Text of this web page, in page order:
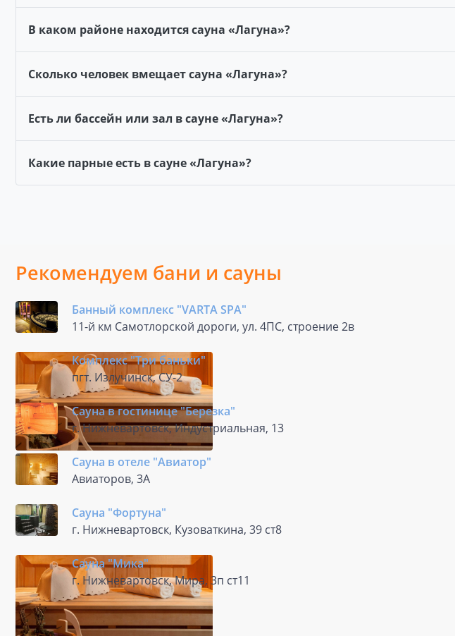
В каком районе находится сауна «Лагуна»?
Сколько человек вмещает сауна «Лагуна»?
Есть ли бассейн или зал в сауне «Лагуна»?
Какие парные есть в сауне «Лагуна»?
Рекомендуем бани и сауны
Банный комплекс "VARTA SPA"
11-й км Самотлорской дороги, ул. 4ПС, строение 2в
Комплекс "Три баньки"
пгт. Излучинск, СУ-2
Сауна в гостинице "Березка"
г. Нижневартовск, Индустриальная, 13
Сауна в отеле "Авиатор"
Авиаторов, 3А
Сауна "Фортуна"
г. Нижневартовск, Кузоваткина, 39 ст8
Сауна "Мика"
г. Нижневартовск, Мира, 3п ст11